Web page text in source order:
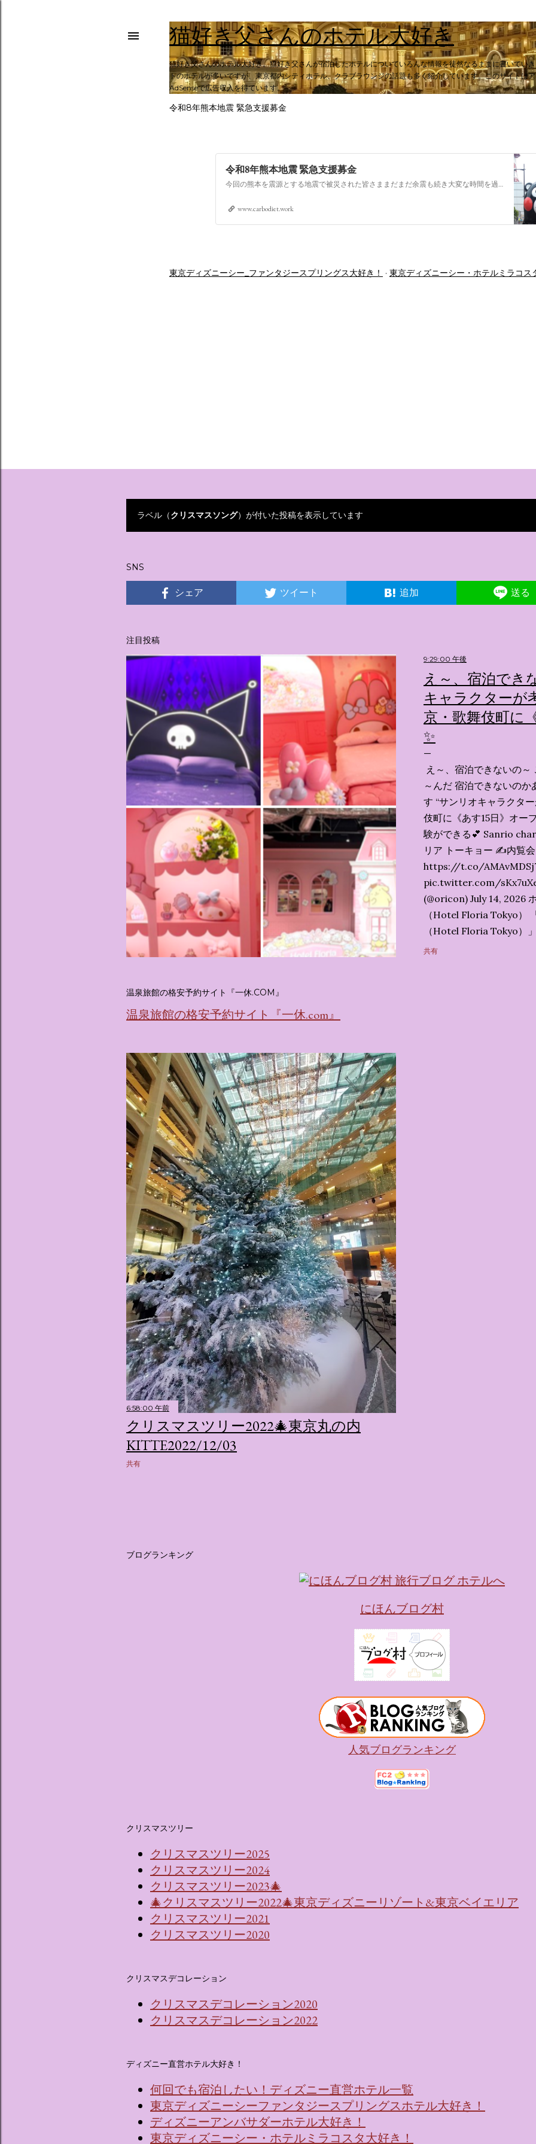
猫好き父さんのホテル大好き
猫好き父さんのホテル大好き。猫好き父さんが宿泊したホテルについていろんな情報を徒然なるままに書いてい
トのホテルが多いですが、東京都内シティホテル、クラブラウンジの話題も多く紹介しています。このサイトは
AdSenseで広告収入を得ています。
令和8年熊本地震 緊急支援募金
令和8年熊本地震 緊急支援募金
今回の熊本を震源とする地震で被災された皆さままだまだ余震も続き大変な時間を過ごされていると思います。心よりお見舞い申し上げます
www.carbodiet.work
東京ディズニーシー_ファンタジースプリングス大好き！ 東京ディズニーシー・ホテルミラコス
投ラベル（クリスマスソング）が付いた投稿を表示しています
SNS
シェア ツイート 追加 送る
注目投稿
9:29:00 午後
え～、宿泊でき
キャラクターが
京・歌舞伎町に
✨️
え～、宿泊できないの
～んだ 宿泊できないの
す “サンリオキャラクタ
伎町に《あす15日》オー
験ができる💕 Sanrio
リア トーキョー ✍️内覧
https://t.co/
pic.twitter.com/
(@oricon) July 14, 2026
（Hotel Floria Tokyo）
（Hotel Floria Tokyo）
ではなく、2026年7月15
共有
温泉旅館の格安予約サイト『一休.COM』
温泉旅館の格安予約サイト『一休.com』
6:58:00 午前
クリスマスツリー2022🎄東京丸の内
KITTE2022/12/03
共有
ブログランキング
にほんブログ村
人気ブログランキング
クリスマスツリー
クリスマスツリー2025
クリスマスツリー2024
クリスマスツリー2023🎄
🎄クリスマスツリー2022🎄東京ディズニーリゾート&東京ベイエリア
クリスマスツリー2021
クリスマスツリー2020
クリスマスデコレーション
クリスマスデコレーション2020
クリスマスデコレーション2022
ディズニー直営ホテル大好き！
何回でも宿泊したい！ディズニー直営ホテル一覧
東京ディズニーシーファンタジースプリングスホテル大好き！
ディズニーアンバサダーホテル大好き！
東京ディズニーシー・ホテルミラコスタ大好き！